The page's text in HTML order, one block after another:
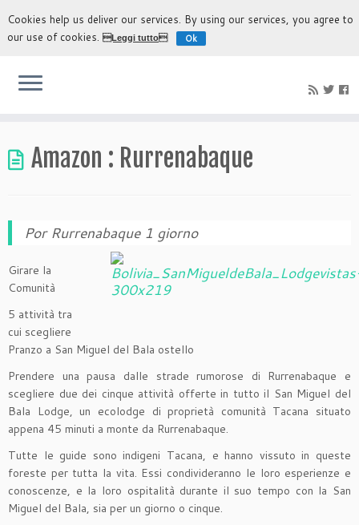
L'esperienza più autentica di scoprire Bolivia
Amazon : Rurrenabaque
Por Rurrenabaque 1 giorno
Girare la
Comunità
5 attività tra
cui scegliere
Pranzo a San Miguel del Bala ostello
Prendere una pausa dalle strade rumorose di Rurrenabaque e
scegliere due dei cinque attività offerte in tutto il San Miguel del
Bala Lodge, un ecolodge di proprietà comunità Tacana situato
appena 45 minuti a monte da Rurrenabaque.
Tutte le guide sono indigeni Tacana, e hanno vissuto in queste
foreste per tutta la vita. Essi condivideranno le loro esperienze e
conoscenze, e la loro ospitalità durante il suo tempo con la San
Miguel del Bala, sia per un giorno o cinque.
Cookies help us deliver our services. By using our services, you agree to
our use of cookies.Leggi tutto Ok